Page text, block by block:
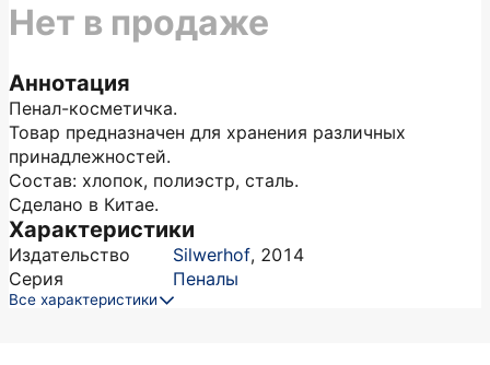
Аннотация
Пенал-косметичка.
Товар предназначен для хранения различных
принадлежностей.
Состав: хлопок, полиэстр, сталь.
Сделано в Китае.
Характеристики
Издательство Silwerhof, 2014
Серия
Пеналы
Все характеристики
Нет в продаже